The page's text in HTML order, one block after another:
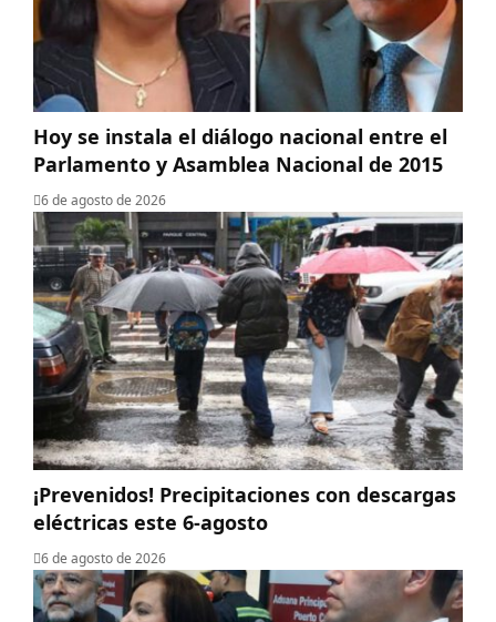
Hoy se instala el diálogo nacional entre el
Parlamento y Asamblea Nacional de 2015
6 de agosto de 2026
¡Prevenidos! Precipitaciones con descargas
eléctricas este 6-agosto
6 de agosto de 2026